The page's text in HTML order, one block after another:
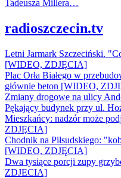
Tadeusza Millera…
radioszczecin.tv
Letni Jarmark Szczeciński.
[WIDEO, ZDJĘCIA]
Plac Orła Białego w
głównie beton [WIDEO,
Zmiany drogowe na ulicy
Pękający budynek przy ul.
Mieszkańcy: nadzór może
ZDJĘCIA]
Chodnik na Piłsudskiego:
[WIDEO, ZDJĘCIA]
Dwa tysiące porcji zupy
ZDJECIA]